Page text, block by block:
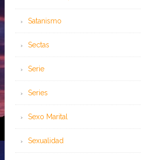
Satanismo
Sectas
Serie
Series
Sexo Marital
Sexualidad